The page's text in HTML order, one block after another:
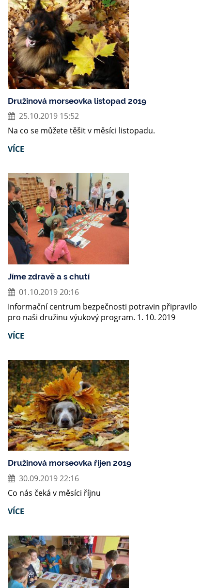
Družinová morseovka listopad 2019
25.10.2019 15:52
Na co se můžete těšit v měsíci listopadu.
VÍCE
Jíme zdravě a s chutí
01.10.2019 20:16
Informační centrum bezpečnosti potravin připravilo
pro naši družinu výukový program. 1. 10. 2019
VÍCE
Družinová morseovka říjen 2019
30.09.2019 22:16
Co nás čeká v měsíci říjnu
VÍCE